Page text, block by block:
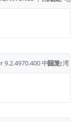
回复
9.2.4970.400中国 台湾